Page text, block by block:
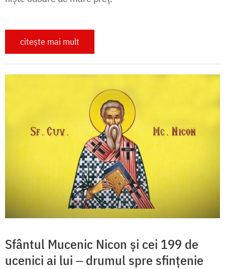
citește mai mult
Sfântul Mucenic Nicon și cei 199 de
ucenici ai lui ‒ drumul spre sfințenie